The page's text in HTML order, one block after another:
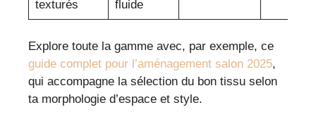
texturés
fluide
Explore toute la gamme avec, par exemple, ce
guide complet pour l’aménagement salon 2025,
qui accompagne la sélection du bon tissu selon
ta morphologie d’espace et style.